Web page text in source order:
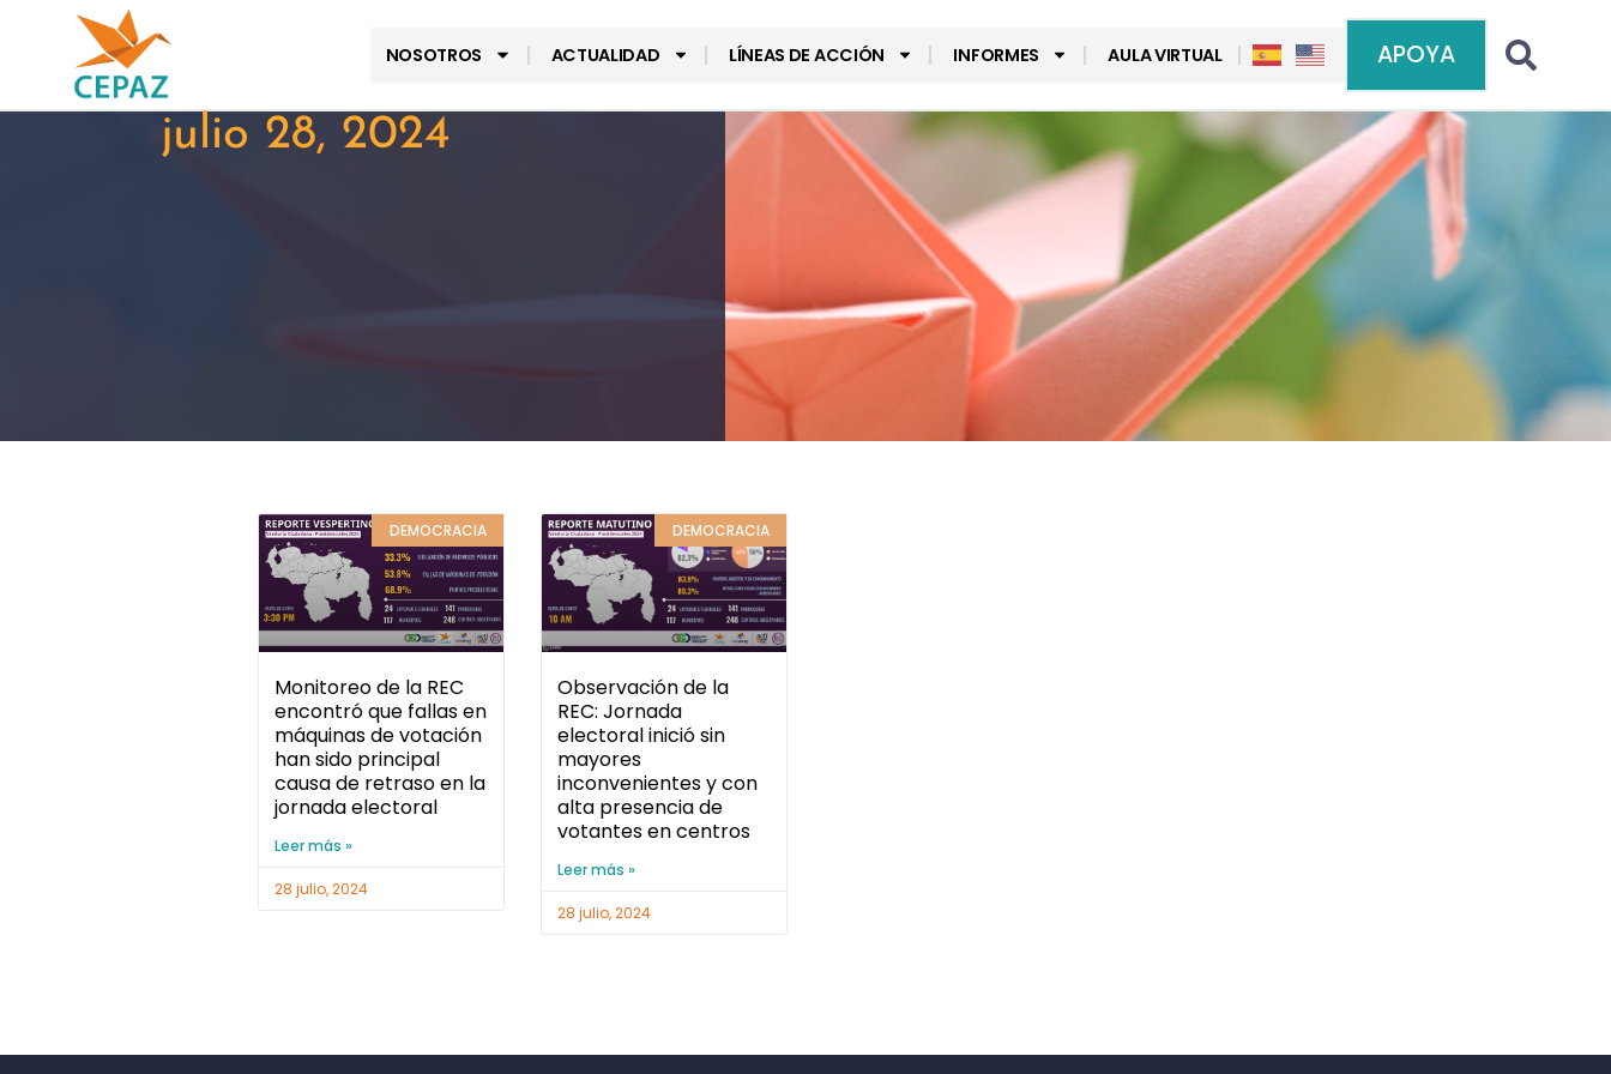
NOSOTROS ACTUALIDAD LÍNEAS DE ACCIÓN INFORMES AULA VIRTUAL APOYA
julio 28, 2024
DEMOCRACIA
Monitoreo de la REC
encontró que fallas en
máquinas de votación
han sido principal
causa de retraso en la
jornada electoral
Leer más »
28 julio, 2024
DEMOCRACIA
Observación de la
REC: Jornada
electoral inició sin
mayores
inconvenientes y con
alta presencia de
votantes en centros
Leer más »
28 julio, 2024